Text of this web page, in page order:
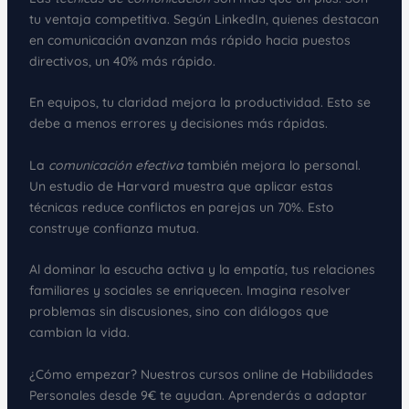
tu ventaja competitiva. Según LinkedIn, quienes destacan
en comunicación avanzan más rápido hacia puestos
directivos, un 40% más rápido.
En equipos, tu claridad mejora la productividad. Esto se
debe a menos errores y decisiones más rápidas.
La comunicación efectivatambién mejora lo personal.
Un estudio de Harvard muestra que aplicar estas
técnicas reduce conflictos en parejas un 70%. Esto
construye confianza mutua.
Al dominar la escucha activa y la empatía, tus relaciones
familiares y sociales se enriquecen. Imagina resolver
problemas sin discusiones, sino con diálogos que
cambian la vida.
¿Cómo empezar? Nuestros cursos online de Habilidades
Personales desde 9€ te ayudan. Aprenderás a adaptar